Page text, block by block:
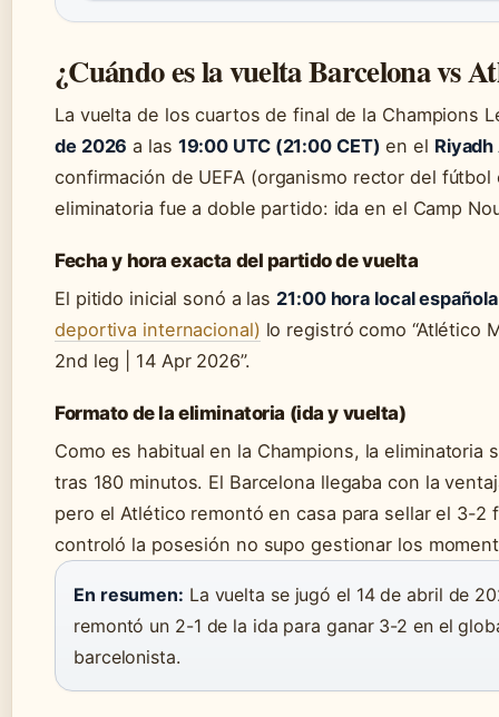
¿Cuándo es la vuelta Barcelona vs
La vuelta de los cuartos de final de la Champions
de 2026 a las 19:00 UTC (21:00 CET) en el
confirmación de UEFA (organismo rector del
eliminatoria fue a doble partido: ida en el Camp
Fecha y hora exacta del partido de vuelta
El pitido inicial sonó a las 21:00 hora local española
deportiva internacional) lo registró como “Atlético
2nd leg | 14 Apr 2026”.
Formato de la eliminatoria (ida y vuelta)
Como es habitual en la Champions, la eliminatoria
tras 180 minutos. El Barcelona llegaba con la
pero el Atlético remontó en casa para sellar el 3-2
controló la posesión no supo gestionar los
En resumen: La vuelta se jugó el 14 de abril de
remontó un 2-1 de la ida para ganar 3-2 en el
barcelonista.